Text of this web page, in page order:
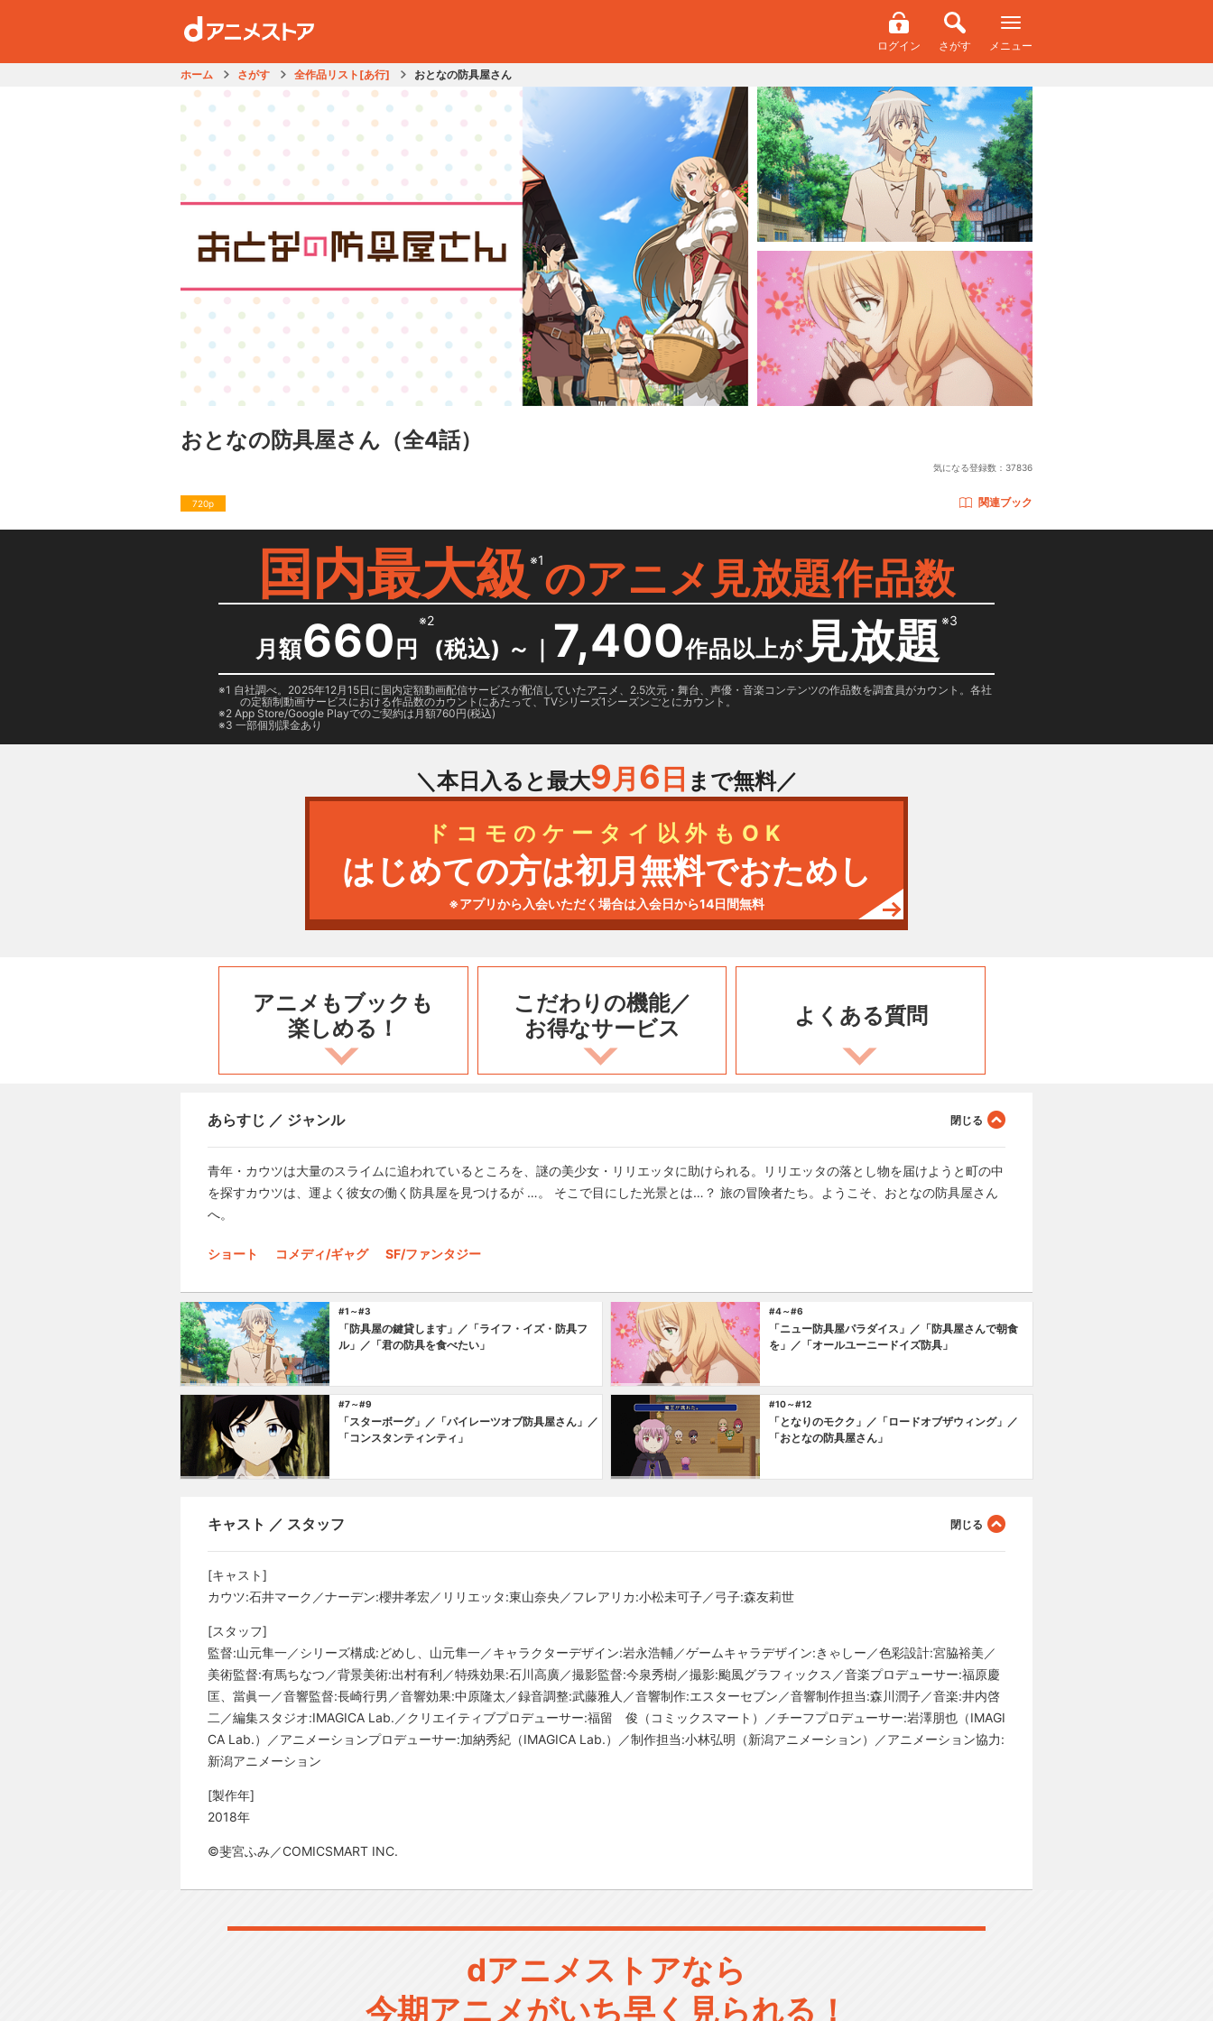
ログイン さがす メニュー
ホーム さがす 全作品リスト[あ行] おとなの防具屋さん
おとなの防具屋さん （全4話）
気になる登録数： 37836
720p 関連ブック
国内最大級 ※1のアニメ見放題作品数
月額660 円
※2
(税込) ～ ｜ 7,400作品以上が 見放題※3
1 自社調べ。2025年12月15日に国内定額動画配信サービスが配信していたアニメ、2.5次元・舞台、声優・音楽コンテンツの作品数を調査員がカウント。各社
の定額制動画サービスにおける作品数のカウントにあたって、TVシリーズ1シーズンごとにカウント。
2 App Store/Google Playでのご契約は月額760円(税込)
3 一部個別課金あり
＼本日入ると最大9月 6 日 まで無料／
ドコモのケータイ以外もOK
はじめての方は初月無料でおためし
※アプリから入会いただく場合は入会日から14日間無料
アニメもブックも
楽しめる！
こだわりの機能／
お得なサービス
よくある質問
あらすじ ／ ジャンル
青年・カウツは大量のスライムに追われているところを、謎の美少女・リリエッタに助けられる。リリエッタの落とし物を届けようと町の中
を探すカウツは、運よく彼女の働く防具屋を見つけるが …。 そこで目にした光景とは…？ 旅の冒険者たち。ようこそ、おとなの防具屋さん
へ。
ショート コメディ/ギャグ SF/ファンタジー
#1～#3
「防具屋の鍵貸します」／「ライフ・イズ・防具フ
ル」／「君の防具を食べたい」
#4～#6
「ニュー防具屋パラダイス」／「防具屋さんで朝食
を」／「オールユーニードイズ防具」
#7～#9
「スターボーグ」／「パイレーツオブ防具屋さん」／
「コンスタンティンティ」
#10～#12
「となりのモクク」／「ロードオブザウィング」／
「おとなの防具屋さん」
キャスト ／ スタッフ
[キャスト]
カウツ:石井マーク／ナーデン:櫻井孝宏／リリエッタ:東山奈央／フレアリカ:小松未可子／弓子:森友莉世
[スタッフ]
監督:山元隼一／シリーズ構成:どめし、山元隼一／キャラクターデザイン:岩永浩輔／ゲームキャラデザイン:きゃしー／色彩設計:宮脇裕美／
美術監督:有馬ちなつ／背景美術:出村有利／特殊効果:石川高廣／撮影監督:今泉秀樹／撮影:颱風グラフィックス／音楽プロデューサー:福原慶
匡、當眞一／音響監督:長崎行男／音響効果:中原隆太／録音調整:武藤雅人／音響制作:エスターセブン／音響制作担当:森川潤子／音楽:井内啓
二／編集スタジオ:IMAGICA Lab.／クリエイティブプロデューサー:福留 俊（コミックスマート）／チーフプロデューサー:岩澤朋也（IMAGI
CA Lab.）／アニメーションプロデューサー:加納秀紀（IMAGICA Lab.）／制作担当:小林弘明（新潟アニメーション）／アニメーション協力:
新潟アニメーション
[製作年]
2018年
©斐宮ふみ／COMICSMART INC.
dアニメストアなら
今期アニメがいち早く見られる！